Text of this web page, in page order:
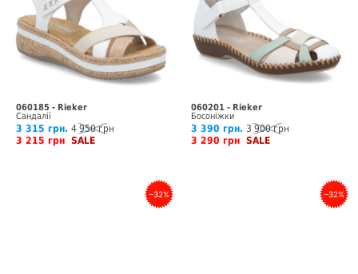
060185 - Rieker
Сандалії
3 315 грн. 4 950 грн
3 215 грн SALE
060201 - Rieker
Босоніжки
3 390 грн. 3 900 грн
3 290 грн SALE
–32% –32%